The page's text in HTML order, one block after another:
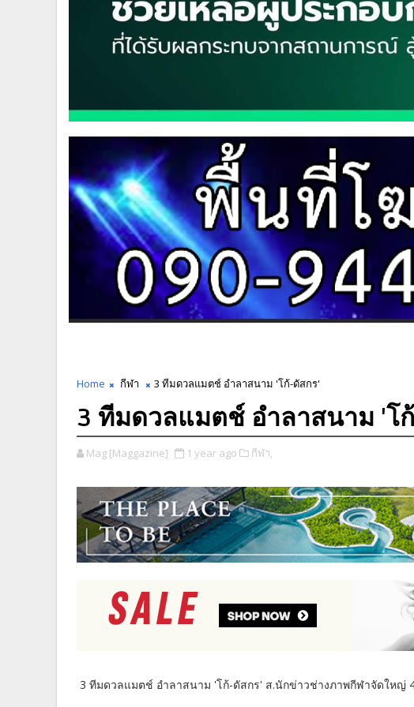
Home กีฬา 3 ทีมดวลแมตช์ อำลาสนาม 'โก้-ดัสกร'
3 ทีมดวลแมตช์ อำลาสนาม 'โ
Mag [Maggazine] 1 year ago กีฬา,
3 ทีมดวลแมตช์ อำลาสนาม 'โก้-ดัสกร' ส.นักข่าวช่างภาพกีฬาจัดใหญ่